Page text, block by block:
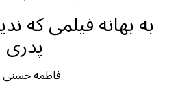
به بهانه فیلمی که
پدری
فاطمه حسنی